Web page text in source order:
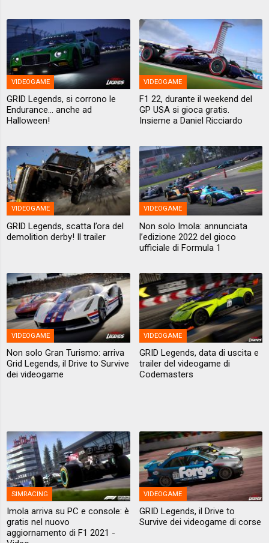
VIDEOGAME
GRID Legends, si corrono le
Endurance... anche ad
Halloween!
VIDEOGAME
F1 22, durante il weekend del
GP USA si gioca gratis.
Insieme a Daniel Ricciardo
VIDEOGAME
GRID Legends, scatta l’ora del
demolition derby! Il trailer
VIDEOGAME
Non solo Imola: annunciata
l’edizione 2022 del gioco
ufficiale di Formula 1
VIDEOGAME
Non solo Gran Turismo: arriva
Grid Legends, il Drive to Survive
dei videogame
VIDEOGAME
GRID Legends, data di uscita e
trailer del videogame di
Codemasters
SIMRACING
Imola arriva su PC e console: è
gratis nel nuovo
aggiornamento di F1 2021 -
VIDEOGAME
GRID Legends, il Drive to
Survive dei videogame di corse